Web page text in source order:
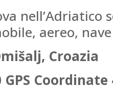
aereo,
Croazia
Coordinate